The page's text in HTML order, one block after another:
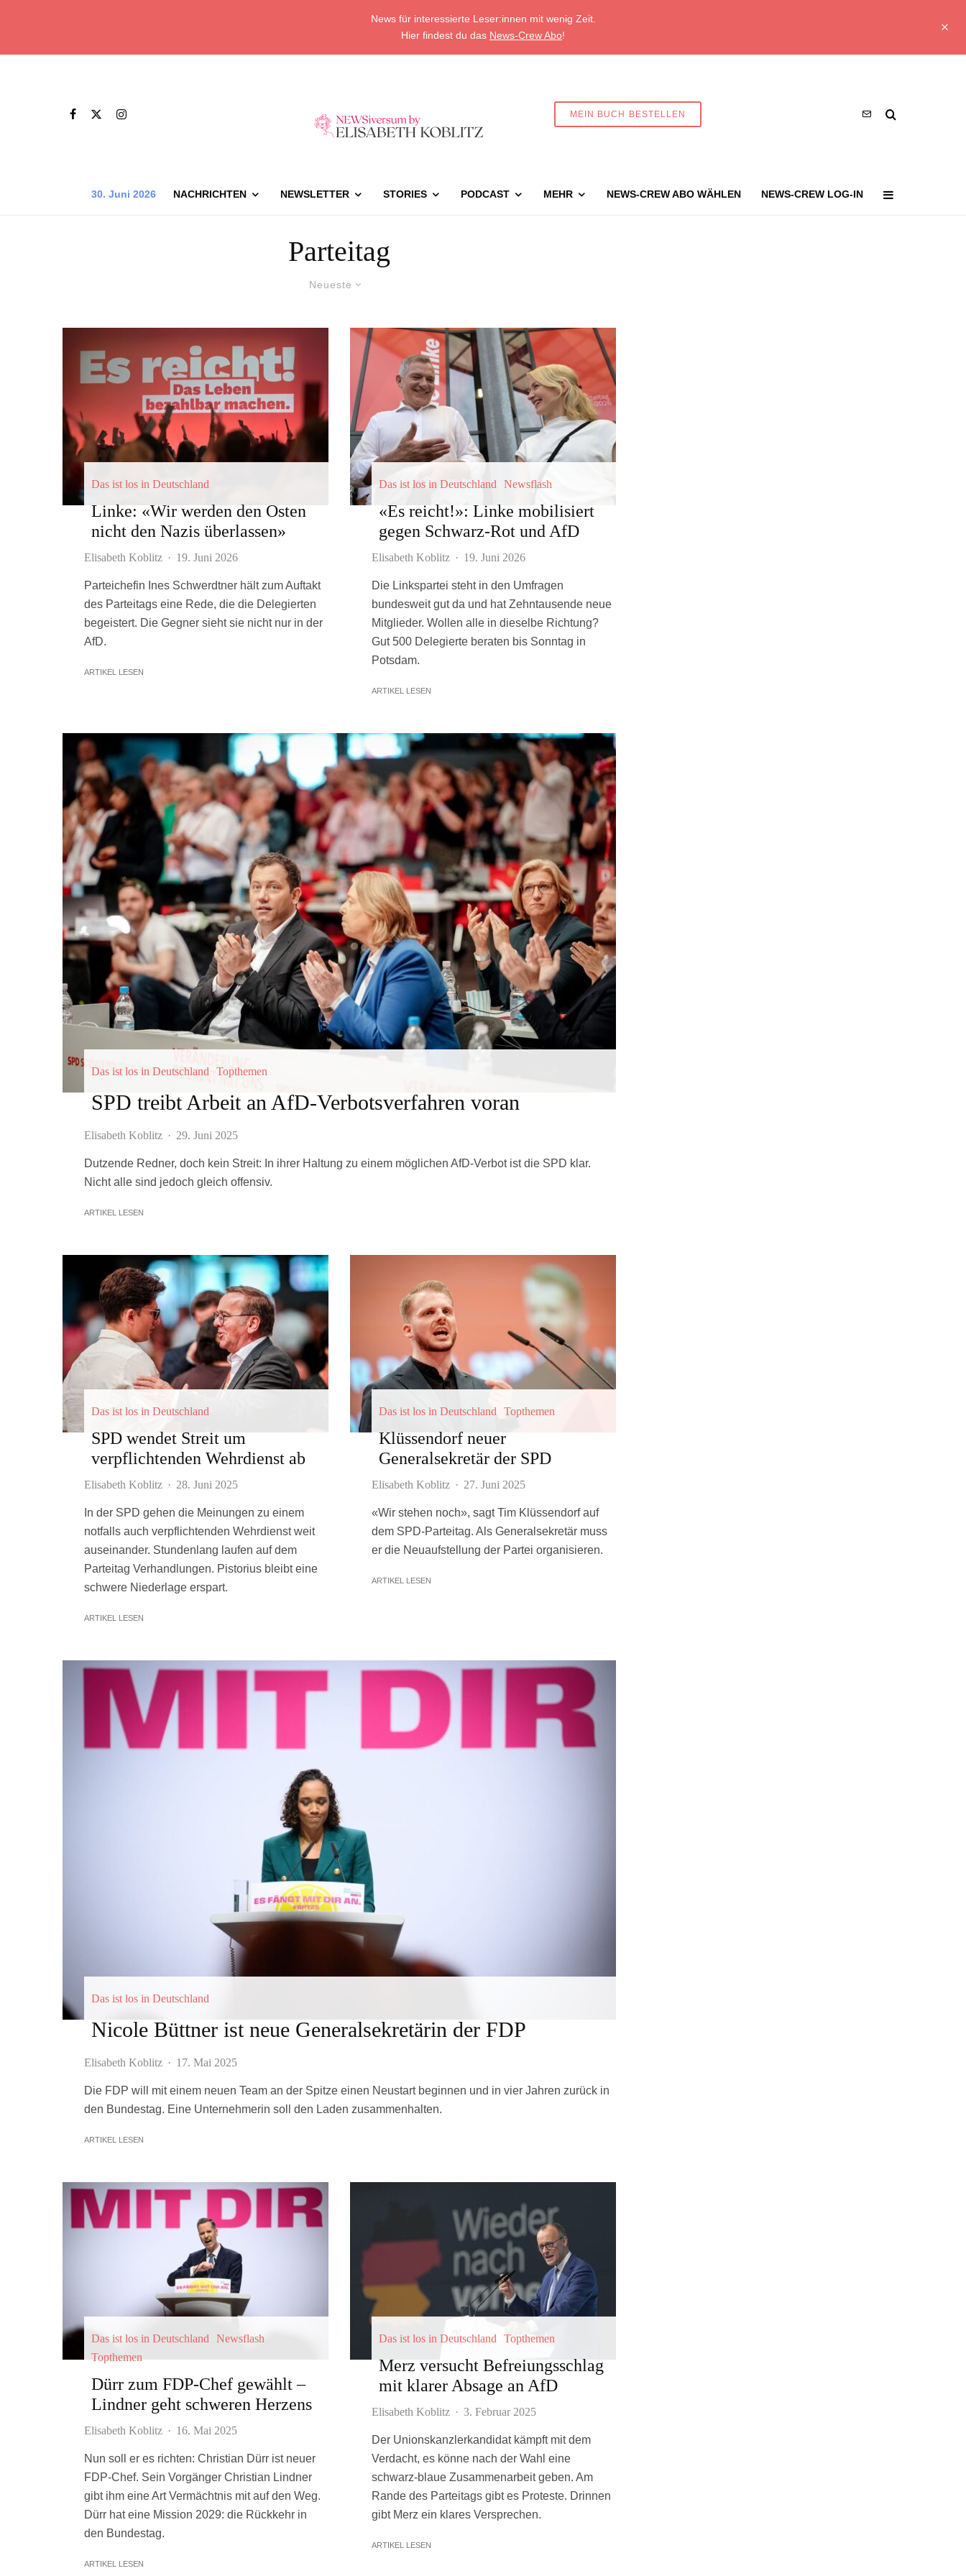
News für interessierte Leser:innen mit wenig Zeit.
Hier findest du das News-Crew Abo!
MEIN BUCH BESTELLEN
30. Juni 2026 NACHRICHTEN NEWSLETTER STORIES PODCAST MEHR NEWS-CREW ABO WÄHLEN NEWS-CREW LOG-IN
Parteitag
Neueste
Das ist los in Deutschland
Linke: «Wir werden den Osten
nicht den Nazis überlassen»
Elisabeth Koblitz · 19. Juni 2026
Parteichefin Ines Schwerdtner hält zum Auftakt
des Parteitags eine Rede, die die Delegierten
begeistert. Die Gegner sieht sie nicht nur in der
AfD.
ARTIKEL LESEN
Das ist los in Deutschland Newsflash
«Es reicht!»: Linke mobilisiert
gegen Schwarz-Rot und AfD
Elisabeth Koblitz · 19. Juni 2026
Die Linkspartei steht in den Umfragen
bundesweit gut da und hat Zehntausende neue
Mitglieder. Wollen alle in dieselbe Richtung?
Gut 500 Delegierte beraten bis Sonntag in
Potsdam.
ARTIKEL LESEN
Das ist los in Deutschland Topthemen
SPD treibt Arbeit an AfD-Verbotsverfahren voran
Elisabeth Koblitz · 29. Juni 2025
Dutzende Redner, doch kein Streit: In ihrer Haltung zu einem möglichen AfD-Verbot ist die SPD klar.
Nicht alle sind jedoch gleich offensiv.
ARTIKEL LESEN
Das ist los in Deutschland
SPD wendet Streit um
verpflichtenden Wehrdienst ab
Elisabeth Koblitz · 28. Juni 2025
In der SPD gehen die Meinungen zu einem
notfalls auch verpflichtenden Wehrdienst weit
auseinander. Stundenlang laufen auf dem
Parteitag Verhandlungen. Pistorius bleibt eine
schwere Niederlage erspart.
ARTIKEL LESEN
Das ist los in Deutschland Topthemen
Klüssendorf neuer
Generalsekretär der SPD
Elisabeth Koblitz · 27. Juni 2025
«Wir stehen noch», sagt Tim Klüssendorf auf
dem SPD-Parteitag. Als Generalsekretär muss
er die Neuaufstellung der Partei organisieren.
ARTIKEL LESEN
Das ist los in Deutschland
Nicole Büttner ist neue Generalsekretärin der FDP
Elisabeth Koblitz · 17. Mai 2025
Die FDP will mit einem neuen Team an der Spitze einen Neustart beginnen und in vier Jahren zurück in
den Bundestag. Eine Unternehmerin soll den Laden zusammenhalten.
ARTIKEL LESEN
Das ist los in Deutschland
Newsflash
Topthemen
Dürr zum FDP-Chef gewählt –
Lindner geht schweren Herzens
Elisabeth Koblitz · 16. Mai 2025
Nun soll er es richten: Christian Dürr ist neuer
FDP-Chef. Sein Vorgänger Christian Lindner
gibt ihm eine Art Vermächtnis mit auf den Weg.
Dürr hat eine Mission 2029: die Rückkehr in
den Bundestag.
ARTIKEL LESEN
Das ist los in Deutschland Topthemen
Merz versucht Befreiungsschlag
mit klarer Absage an AfD
Elisabeth Koblitz · 3. Februar 2025
Der Unionskanzlerkandidat kämpft mit dem
Verdacht, es könne nach der Wahl eine
schwarz-blaue Zusammenarbeit geben. Am
Rande des Parteitags gibt es Proteste. Drinnen
gibt Merz ein klares Versprechen.
ARTIKEL LESEN